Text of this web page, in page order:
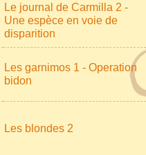
Le journal de Carmilla 2 -
Une espèce en voie de
disparition
Les garnimos 1 - Operation
bidon
Les blondes 2